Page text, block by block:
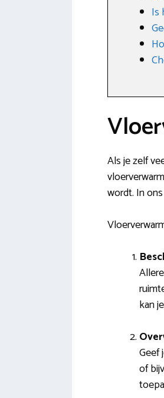
Is
Als je zelf
wordt. In
kan
Geef
of